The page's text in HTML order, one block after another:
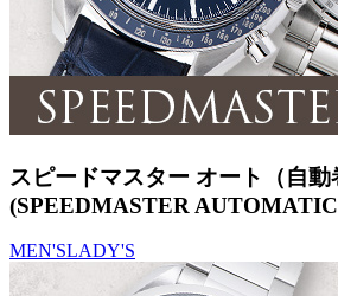
スピードマスター オート（自動
(SPEEDMASTER
MEN'SLADY'S